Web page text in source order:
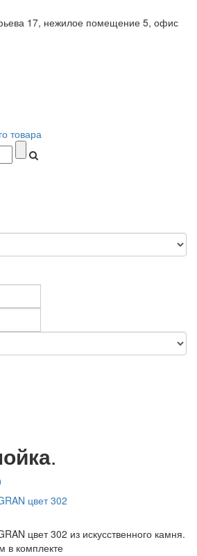
17, нежилое помещение 5, офис
товара
.
цвет 302
цвет 302 из искусственного камня.
в комплекте